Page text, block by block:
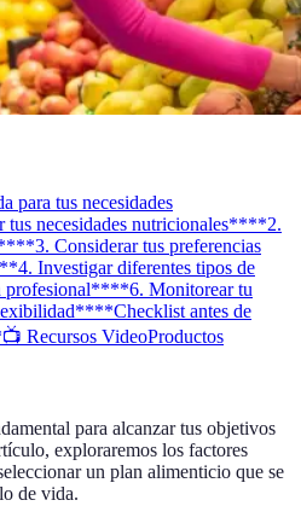
para tus necesidades
necesidades nutricionales****2.
**3. Considerar tus preferencias
**4. Investigar diferentes tipos de
profesional****6. Monitorear tu
**Checklist antes de
📺 Recursos VideoProductos
para alcanzar tus objetivos
exploraremos los factores
un plan alimenticio que se
de vida.